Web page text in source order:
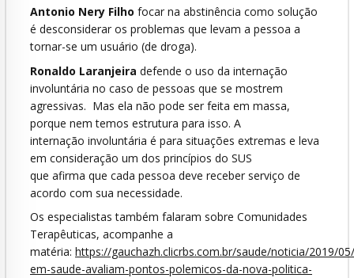
Antonio Nery Filho focar na abstinência como solução
é desconsiderar os problemas que levam a pessoa a
tornar-se um usuário (de droga).
Ronaldo Laranjeira defende o uso da internação
involuntária no caso de pessoas que se mostrem
agressivas. Mas ela não pode ser feita em massa,
porque nem temos estrutura para isso. A
internação involuntária é para situações extremas e leva
em consideração um dos princípios do SUS
que afirma que cada pessoa deve receber serviço de
acordo com sua necessidade.
Os especialistas também falaram sobre Comunidades
Terapêuticas, acompanhe a
matéria: https://gauchazh.clicrbs.com.br/saude/noticia/2019/
em-saude-avaliam-pontos-polemicos-da-nova-politica-